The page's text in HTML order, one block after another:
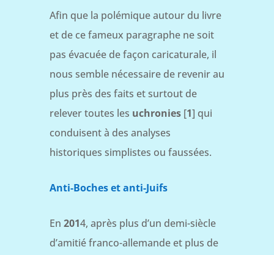
Afin que la polémique autour du livre
et de ce fameux paragraphe ne soit
pas évacuée de façon caricaturale, il
nous semble nécessaire de revenir au
plus près des faits et surtout de
relever toutes les uchronies[1] qui
conduisent à des analyses
historiques simplistes ou faussées.
Anti-Boches et anti-Juifs
En 2014, après plus d’un demi-siècle
d’amitié franco-allemande et plus de